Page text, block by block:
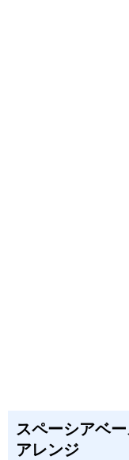
スペーシアベ
アレンジ